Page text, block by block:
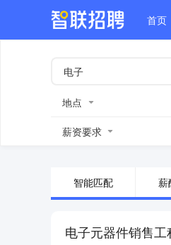
首页
地点
薪资要求
智能匹配 薪
电子元器件销售工